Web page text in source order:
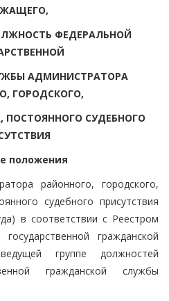
ФЕДЕРАЛЬНОЙ
АДМИНИСТРАТОРА
ГОРОДСКОГО,
СУДЕБНОГО
положения
районного, городского,
судебного присутствия
в соответствии с Реестром
гражданской
группе должностей
гражданской службы